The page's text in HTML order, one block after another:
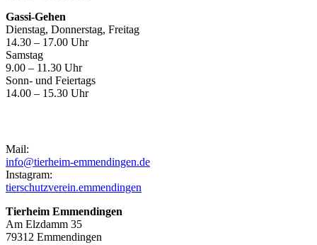
Gassi-Gehen
Dienstag, Donnerstag, Freitag
14.30 – 17.00 Uhr
Samstag
9.00 – 11.30 Uhr
Sonn- und Feiertags
14.00 – 15.30 Uhr
Mail:
info@tierheim-emmendingen.de
Instagram:
tierschutzverein.emmendingen
Tierheim Emmendingen
Am Elzdamm 35
79312 Emmendingen